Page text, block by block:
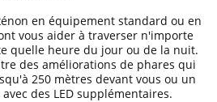
en équipement standard ou en
vous aider à traverser n'importe
quelle heure du jour ou de la nuit.
des améliorations de phares qui
250 mètres devant vous ou un
des LED supplémentaires.